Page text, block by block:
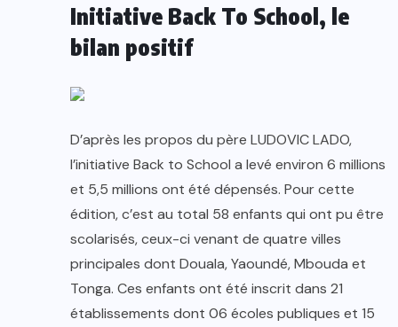
Initiative Back To School, le
bilan positif
D’après les propos du père LUDOVIC LADO,
l’initiative Back to School a levé environ 6 millions
et 5,5 millions ont été dépensés. Pour cette
édition, c’est au total 58 enfants qui ont pu être
scolarisés, ceux-ci venant de quatre villes
principales dont Douala, Yaoundé, Mbouda et
Tonga. Ces enfants ont été inscrit dans 21
établissements dont 06 écoles publiques et 15